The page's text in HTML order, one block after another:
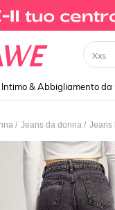
Xxs
Intimo & Abbigliamento da
/ Jeans da donna / Jeans